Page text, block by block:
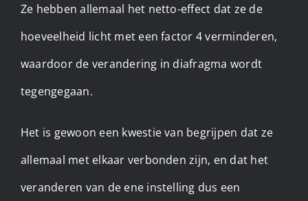
Ze hebben allemaal het netto-effect dat ze de
hoeveelheid licht met een factor 4 verminderen,
waardoor de verandering in diafragma wordt
tegengegaan.
Het is gewoon een kwestie van begrijpen dat ze
allemaal met elkaar verbonden zijn, en dat het
veranderen van de ene instelling dus een